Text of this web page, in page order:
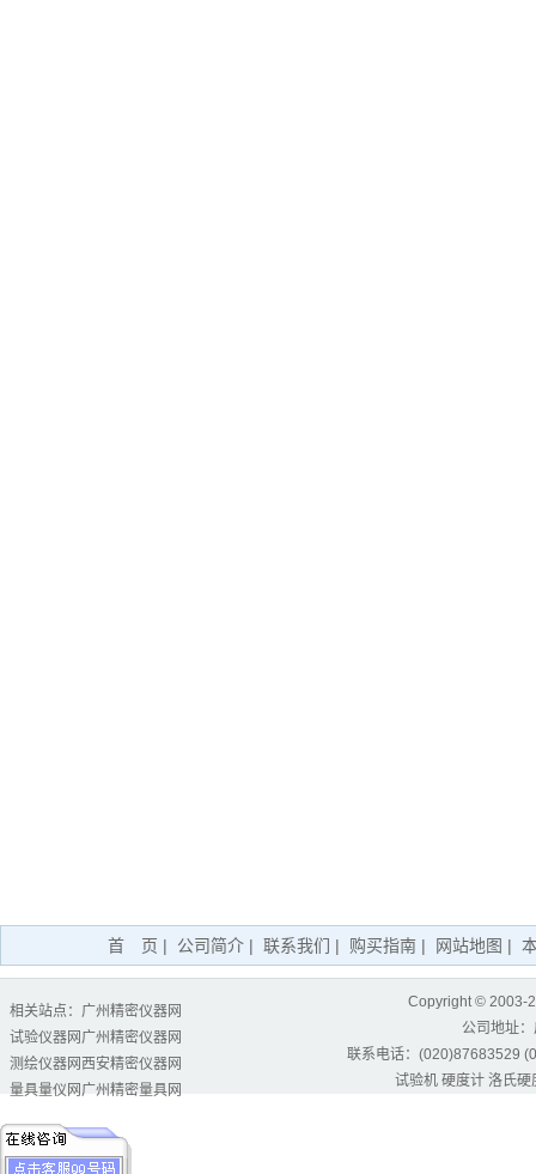
首 页 | 公司简介 | 联系我们 | 购买指南 | 网站地图 |
相关站点： 广州精密仪器网
试验仪器网 广州精密仪器网
测绘仪器网 西安精密仪器网
量具量仪网 广州精密量具网
Copyright © 2003-
公司地址
联系电话：(020)87683529
试验机 硬度计 洛氏硬